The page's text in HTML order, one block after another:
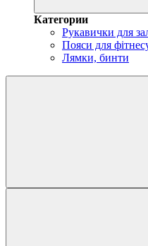
Категории
Рукавички для
Пояси для
Лямки, бинти